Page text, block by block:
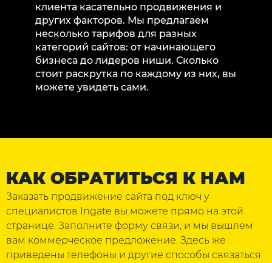
клиента касательно продвижения и
других факторов. Мы предлагаем
несколько тарифов для разных
категорий сайтов: от начинающего
бизнеса до лидеров ниши. Сколько
стоит раскрутка по каждому из них, вы
можете увидеть сами.
КАК ОБРАТИТЬСЯ К НАМ
Заказать продвижение сайта под ключ у
специалистов Ingate вы можете прямо на этой
странице. Заполните форму связи, и мы вышлем
вам коммерческое предложение. Здесь же
приведены телефоны и другие способы связаться